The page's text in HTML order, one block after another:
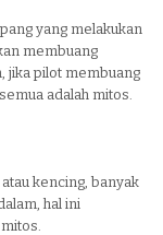
yang melakukan
membuang
jika pilot membuang
adalah mitos.
kencing, banyak
hal ini